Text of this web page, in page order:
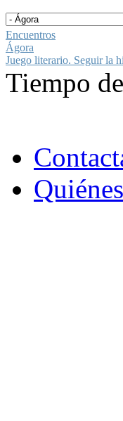
Encuentros
Ágora
Juego literario. Seguir la
Tiempo